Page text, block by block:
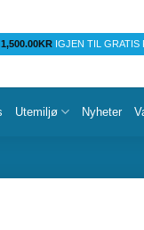
1,500.00KRIGJEN TIL GRATIS
Utemiljø Nyheter